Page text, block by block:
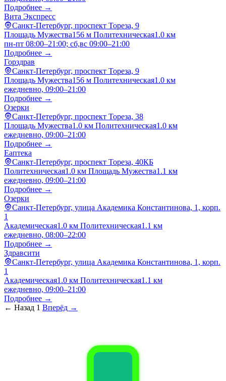
Подробнее →
Вита Экспресс
Санкт-Петербург, проспект Тореза, 9
Площадь Мужества156 м Политехническая1.0 км
пн-пт 08:00–21:00; сб,вс 09:00–21:00
Подробнее →
Горздрав
Санкт-Петербург, проспект Тореза, 9
Площадь Мужества156 м Политехническая1.0 км
ежедневно, 09:00–21:00
Подробнее →
Озерки
Санкт-Петербург, проспект Тореза, 38
Площадь Мужества1.0 км Политехническая1.0 км
ежедневно, 09:00–21:00
Подробнее →
Еаптека
Санкт-Петербург, проспект Тореза, 40КБ
Политехническая1.0 км Площадь Мужества1.1 км
ежедневно, 09:00–21:00
Подробнее →
Озерки
Санкт-Петербург, улица Академика Константинова, 1, корп.
1
Академическая1.0 км Политехническая1.1 км
ежедневно, 08:00–22:00
Подробнее →
Здравсити
Санкт-Петербург, улица Академика Константинова, 1, корп.
1
Академическая1.0 км Политехническая1.1 км
ежедневно, 09:00–21:00
Подробнее →
← Назад 1 Вперёд →